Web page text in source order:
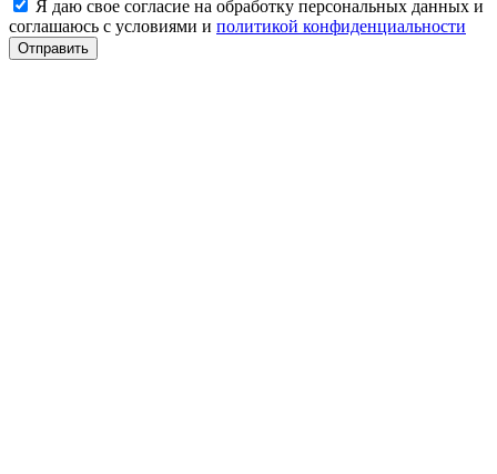
Я даю свое согласие на обработку персональных данных и
соглашаюсь с условиями и политикой конфиденциальности
Отправить